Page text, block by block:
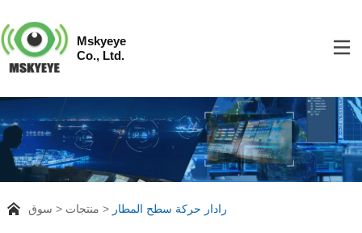
Mskyeye
Co., Ltd.
سوق منتجات رادار حركة سطح المطار